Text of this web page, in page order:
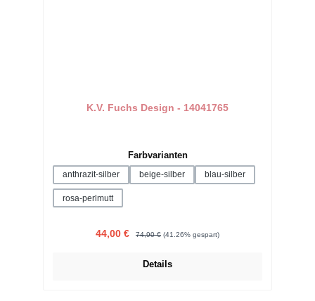
K.V. Fuchs Design - 14041765
Farbvariantenauswählen
anthrazit-silber beige-silber blau-silber
rosa-perlmutt
Verkaufspreis:
44,00 € Regulärer Preis:
74,90 € (41.26% gespart)
Details